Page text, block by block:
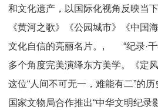
和文化遗产，以国际化视角反映当
《黄河之歌》《公园城市》《中国
文化自信的亮丽名片。, “纪录·千
多个角度完美演绎东方美学。《定
这位“人间不可无一，难能有二”的
国家文物局合作推出“中华文明纪